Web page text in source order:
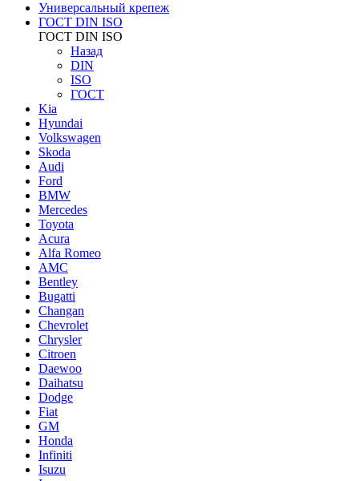
Универсальный крепеж
ГОСТ DIN ISO
ГОСТ DIN ISO
Назад
DIN
ISO
ГОСТ
Kia
Hyundai
Volkswagen
Skoda
Audi
Ford
BMW
Mercedes
Toyota
Acura
Alfa Romeo
AMC
Bentley
Bugatti
Changan
Chevrolet
Chrysler
Citroen
Daewoo
Daihatsu
Dodge
Fiat
GM
Honda
Infiniti
Isuzu